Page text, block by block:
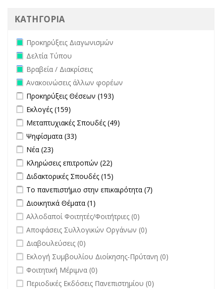
ΚΑΤΗΓΟΡΙΑ
Remove Προκηρύξεις Διαγωνισμών filter
Προκηρύξεις Διαγωνισμών
Remove Δελτία Τύπου filter
Δελτία Τύπου
Remove Βραβεία / Διακρίσεις filter
Βραβεία / Διακρίσεις
Remove Ανακοινώσεις άλλων φορέων filter
Ανακοινώσεις άλλων φορέων
Apply Προκηρύξεις Θέσεων filter
Προκηρύξεις Θέσεων (193)
Apply Εκλογές filter
Εκλογές (159)
Apply Μεταπτυχιακές Σπουδές filter
Μεταπτυχιακές Σπουδές (49)
Apply Ψηφίσματα filter
Ψηφίσματα (33)
Apply Νέα filter
Νέα (23)
Apply Κληρώσεις επιτροπών filter
Κληρώσεις επιτροπών (22)
Apply Διδακτορικές Σπουδές filter
Διδακτορικές Σπουδές (15)
Apply Το πανεπιστήμιο στην επικαιρότητα filter
Το πανεπιστήμιο στην επικαιρότητα (7)
Apply Διοικητικά Θέματα filter
Διοικητικά Θέματα (1)
undefined
Αλλοδαποί Φοιτητές/Φοιτήτριες (0)
undefined
Αποφάσεις Συλλογικών Οργάνων (0)
undefined
Διαβουλεύσεις (0)
undefined
Εκλογή Συμβουλίου Διοίκησης-Πρύτανη (0)
undefined
Φοιτητική Μέριμνα (0)
undefined
Περιοδικές Εκδόσεις Πανεπιστημίου (0)